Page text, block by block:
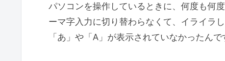
パソコンを操作しているときに、何度も何
ーマ字入力に切り替わらなくて、イライラ
「あ」や「A」が表示されていなかったんで